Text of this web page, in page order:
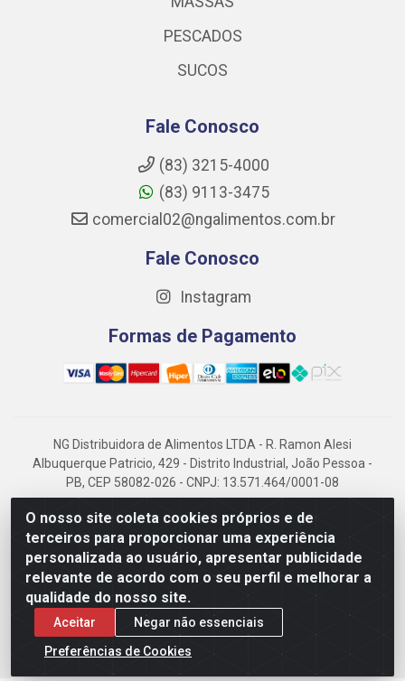
O nosso site coleta cookies próprios e de
terceiros para proporcionar uma experiência
personalizada ao usuário, apresentar publicidade
relevante de acordo com o seu perfil e melhorar a
qualidade do nosso site.
Aceitar
Negar não essenciais
Preferências de Cookies
PESCADOS
SUCOS
Fale Conosco
(83) 3215-4000
(83) 9113-3475
comercial02@ngalimentos.com.br
Fale Conosco
Instagram
Formas de Pagamento
NG Distribuidora de Alimentos LTDA - R. Ramon Alesi
Albuquerque Patricio, 429 - Distrito Industrial, João Pessoa -
PB, CEP 58082-026 - CNPJ: 13.571.464/0001-08
NG Alimentos, há mais de 14 anos no mercado paraibano, é
referência em frigorificados, destacando-se pela logística
eficiente e excelência.